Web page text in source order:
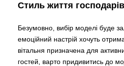
Стиль життя господарів
Безумовно, вибір моделі буде
емоційний настрій хочуть
вітальня призначена для
гостей, варто придивитись до